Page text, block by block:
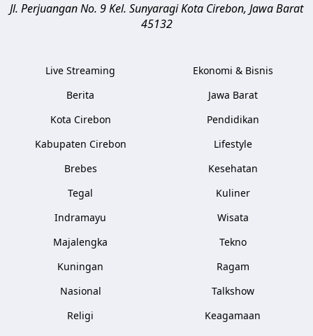
Jl. Perjuangan No. 9 Kel. SunyaragiKota Cirebon, Jawa Barat
45132
Live Streaming
Berita
Kota Cirebon
Kabupaten Cirebon
Brebes
Tegal
Indramayu
Majalengka
Kuningan
Nasional
Religi
Ekonomi & Bisnis
Jawa Barat
Pendidikan
Lifestyle
Kesehatan
Kuliner
Wisata
Tekno
Ragam
Talkshow
Keagamaan